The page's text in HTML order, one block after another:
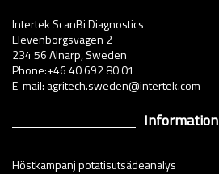
Intertek ScanBi Diagnostics
Elevenborgsvägen 2
234 56 Alnarp, Sweden
Phone:+46 40 692 80 01
E-mail: agritech.sweden@intertek.com
Information
Höstkampanj potatisutsädeanalys